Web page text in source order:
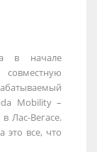
в начале
Mobility –
Лас-Вегасе.
это все, что